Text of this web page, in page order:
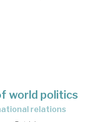
world politics
relations